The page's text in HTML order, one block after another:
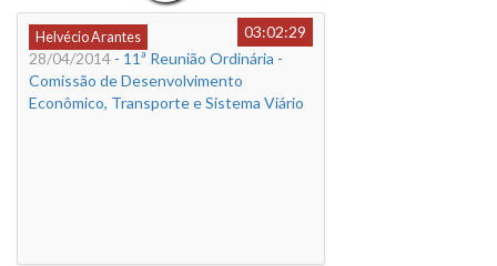
Helvécio Arantes
03:02:29
28/04/2014 - 11ª Reunião Ordinária -
Comissão de Desenvolvimento
Econômico, Transporte e Sistema Viário